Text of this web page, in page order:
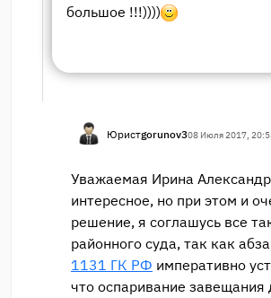
большое !!!))))
Юристgorunov308 Июля 2017,
Уважаемая Ирина
интересное, но при этом и
решение, я соглашусь все
районного суда, так как
1131 ГК РФ императивно
что оспаривание завещания